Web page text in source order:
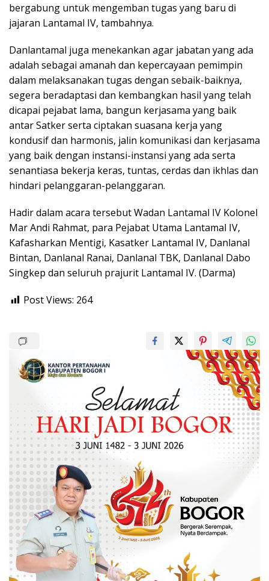
bergabung untuk mengemban tugas yang baru di
jajaran Lantamal IV, tambahnya.
Danlantamal juga menekankan agar jabatan yang ada
adalah sebagai amanah dan kepercayaan pemimpin
dalam melaksanakan tugas dengan sebaik-baiknya,
segera beradaptasi dan kembangkan hasil yang telah
dicapai pejabat lama, bangun kerjasama yang baik
antar Satker serta ciptakan suasana kerja yang
kondusif dan harmonis, jalin komunikasi dan kerjasama
yang baik dengan instansi-instansi yang ada serta
senantiasa bekerja keras, tuntas, cerdas dan ikhlas dan
hindari pelanggaran-pelanggaran.
Hadir dalam acara tersebut Wadan Lantamal IV Kolonel
Mar Andi Rahmat, para Pejabat Utama Lantamal IV,
Kafasharkan Mentigi, Kasatker Lantamal IV, Danlanal
Bintan, Danlanal Ranai, Danlanal TBK, Danlanal Dabo
Singkep dan seluruh prajurit Lantamal IV. (Darma)
Post Views: 264